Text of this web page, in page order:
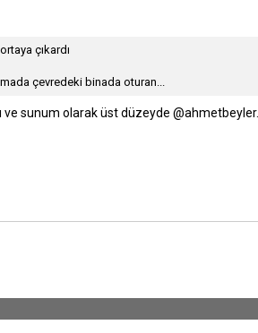
çıkardı
çevredeki binada oturan...
ve sunum olarak üst düzeyde @ahmetbeyler.